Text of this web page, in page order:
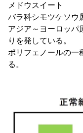
メドウスイート
バラ科シモツケソ
アジア～ヨーロッパ
りを発している。
ポリフェノールの一
る。